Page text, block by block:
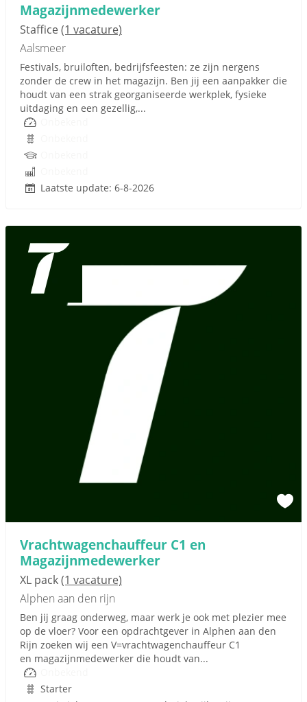
Magazijnmedewerker
Staffice(1 vacature)
Aalsmeer
Festivals, bruiloften, bedrijfsfeesten: ze zijn nergens
zonder de crew in het magazijn. Ben jij een aanpakker die
houdt van een strak georganiseerde werkplek, fysieke
uitdaging en een gezellig,...
Laatste update: 6-8-2026
Vrachtwagenchauffeur C1 en
Magazijnmedewerker
XL pack(1 vacature)
Alphen aan den rijn
Ben jij graag onderweg, maar werk je ook met plezier mee
op de vloer? Voor een opdrachtgever in Alphen aan den
Rijn zoeken wij een V=vrachtwagenchauffeur C1
en magazijnmedewerker die houdt van...
Starter